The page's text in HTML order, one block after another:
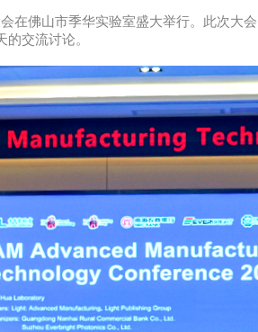
佛山市季华实验室盛大举行。此次大
交流讨论。